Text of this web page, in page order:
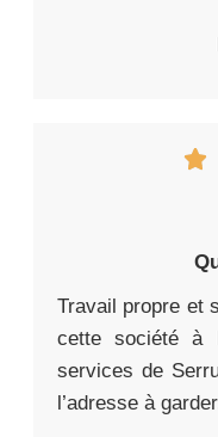
Travail propre et
cette société à
services de
l’adresse à